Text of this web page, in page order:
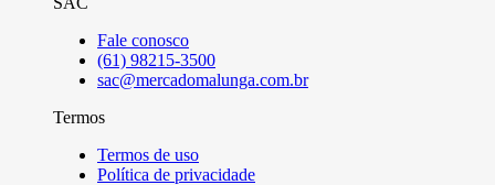
Fale conosco
(61) 98215-3500
sac@mercadomalunga.com.br
Termos
Termos de uso
Política de privacidade